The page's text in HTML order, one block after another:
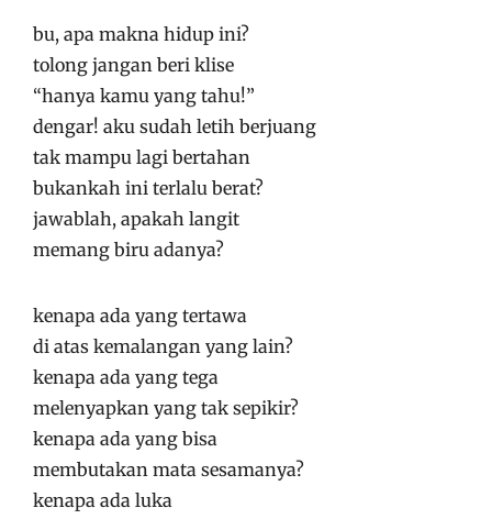
bu, apa makna hidup ini?
tolong jangan beri klise
“hanya kamu yang tahu!”
dengar! aku sudah letih berjuang
tak mampu lagi bertahan
bukankah ini terlalu berat?
jawablah, apakah langit
memang biru adanya?
kenapa ada yang tertawa
di atas kemalangan yang lain?
kenapa ada yang tega
melenyapkan yang tak sepikir?
kenapa ada yang bisa
membutakan mata sesamanya?
kenapa ada luka